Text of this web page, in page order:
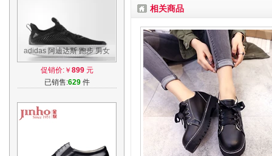
adidas 阿迪达斯 跑步 男女
alphabounce em m 跑步鞋
促销价:￥ 899元
已销售:629件
相关商品